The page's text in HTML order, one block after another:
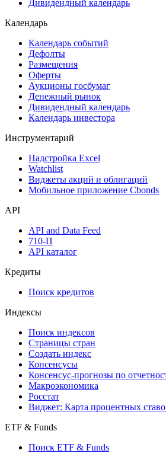
Дивидендный календарь
Календарь
Календарь событий
Дефолты
Размещения
Оферты
Денежный рынок
Календарь инвестора
Инструментарий
Мобильное приложение Cbonds
API
API and Data Feed
API каталог
Кредиты
Поиск кредитов
Индексы
Поиск индексов
Страницы стран
Создать индекс
Консенсусы
Макроэкономика
Виджет: Карта процентных ставок